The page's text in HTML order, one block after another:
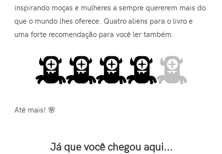
inspirando moças e mulheres a sempre quererem mais do
que o mundo lhes oferece. Quatro aliens para o livro e
uma forte recomendação para você ler também.
Até mais! 🌸
Já que você chegou aqui...